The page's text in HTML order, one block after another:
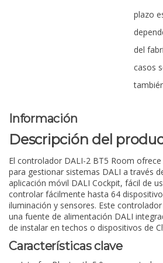
plazo
del
casos
Información
Descripción del
El controlador DALI-2 BT5 Room
para gestionar sistemas DALI a través
aplicación móvil DALI Cockpit, fácil de
controlar fácilmente hasta 64
iluminación y sensores. Este
una fuente de alimentación DALI
de instalar en techos o dispositivos de
Características clave